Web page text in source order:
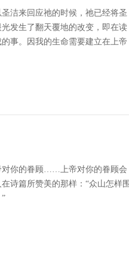
洁来回应祂的时候，祂已经将圣
发生了翻天覆地的改变，即在读
事。因我的生命需要建立在上帝
对你的眷顾……上帝对你的眷顾会
诗篇所赞美的那样：“众山怎样围